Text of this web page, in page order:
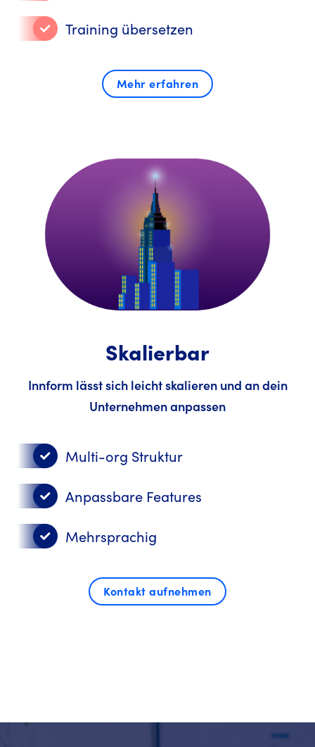
Training übersetzen
Mehr erfahren
Skalierbar
Innform lässt sich leicht skalieren und an dein
Unternehmen anpassen
Multi-org Struktur
Anpassbare Features
Mehrsprachig
Kontakt aufnehmen